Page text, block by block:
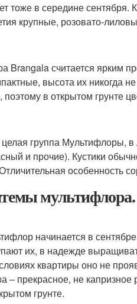
тоже в середине
крупные, розовато-
Brangala считается ярким
высота их никогда
поэтому в открытом грунте
группа Мультифлоры, в
и прочие). Кустики
особенность
начинается в
их, в надежде
квартиры оно не
– прекрасное, не
грунте.